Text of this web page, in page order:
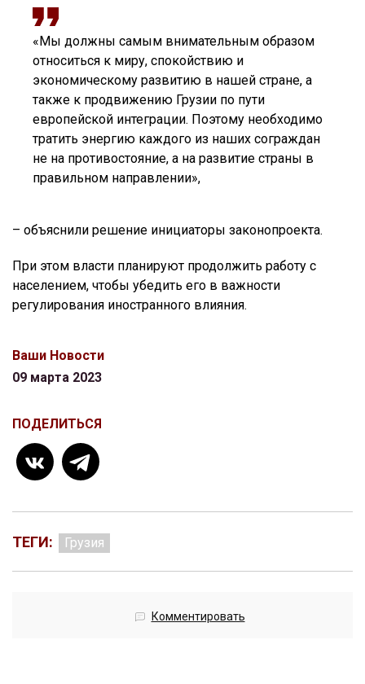
«Мы должны самым внимательным образом
относиться к миру, спокойствию и
экономическому развитию в нашей стране, а
также к продвижению Грузии по пути
европейской интеграции. Поэтому необходимо
тратить энергию каждого из наших сограждан
не на противостояние, а на развитие страны в
правильном направлении»,
– объяснили решение инициаторы законопроекта.
При этом власти планируют продолжить работу с
населением, чтобы убедить его в важности
регулирования иностранного влияния.
Ваши Новости
09 марта 2023
ПОДЕЛИТЬСЯ
ТЕГИ: Грузия
Комментировать